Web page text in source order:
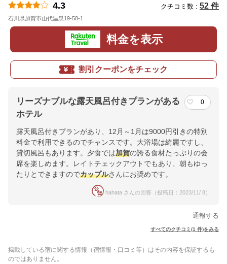
4.3 クチコミ数 : 52 件
石川県加賀市山代温泉19-58-1
料金を表示
割引クーポンをチェック
リーズナブルな露天風呂付きプランがある
ホテル
0
露天風呂付きプランがあり、12月～1月は9000円引きの特別
料金で利用できるのでチャンスです。大浴場は綺麗ですし、
貸切風呂もあります。夕食では加賀の誇る食材たっぷりの会
席を楽しめます。レイトチェックアウトでもあり、朝もゆっ
たりとできますのでカップルさんにお奨めです。
hahata さんの回答（投稿日：2023/11/ 8）
通報する
すべてのクチコミ(1 件)をみる
掲載している宿に関する情報（宿情報・口コミ等）はその内容を保証するも
のではありません。